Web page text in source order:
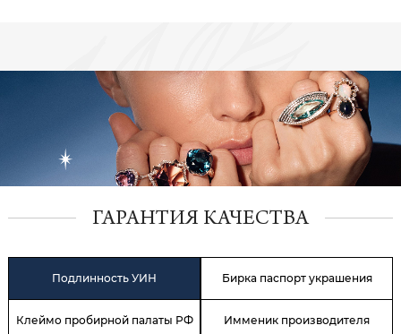
ГАРАНТИЯ КАЧЕСТВА
Подлинность УИН Бирка паспорт украшения
Клеймо пробирной палаты РФ Имменик производителя